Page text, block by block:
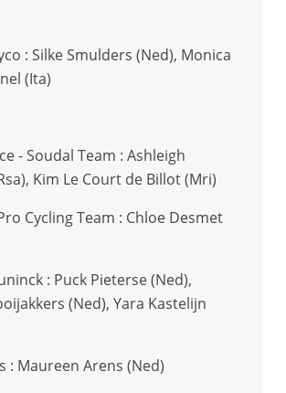
: Silke Smulders (Ned), Monica
(Ita)
- Soudal Team : Ashleigh
Kim Le Court de Billot (Mri)
Cycling Team : Chloe Desmet
: Puck Pieterse (Ned),
(Ned), Yara Kastelijn
: Maureen Arens (Ned)